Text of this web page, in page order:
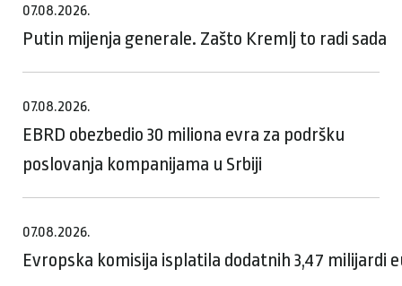
07.08.2026.
Putin mijenja generale. Zašto Kremlj to radi sada
07.08.2026.
EBRD obezbedio 30 miliona evra za podršku
poslovanja kompanijama u Srbiji
07.08.2026.
Evropska komisija isplatila dodatnih 3,47 milijardi